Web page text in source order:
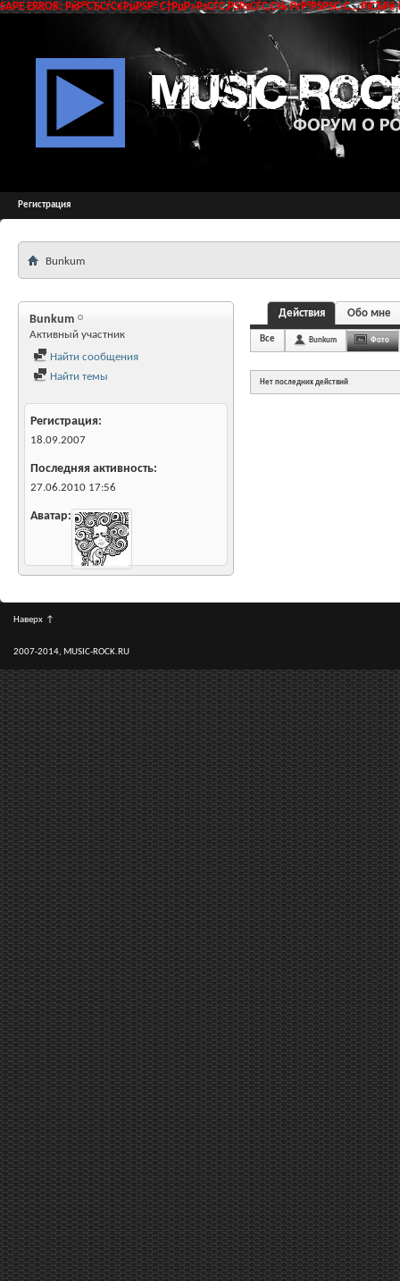
SAPE ERROR: РќР°СЂСѓС€РµРЅР° С†РµР»РѕСЃС‚РЅРѕСЃС‚СЊ РґР°РЅРЅС‹С…
Регистрация
Bunkum
Bunkum
Активный участник
Найти сообщения
Найти темы
Регистрация
18.09.2007
Последняя активность
27.06.2010 17:56
Аватар
Действия Обо мне
Все Bunkum Фото
Нет последних действий
Наверх ↑
2007-2014, MUSIC-ROCK.RU